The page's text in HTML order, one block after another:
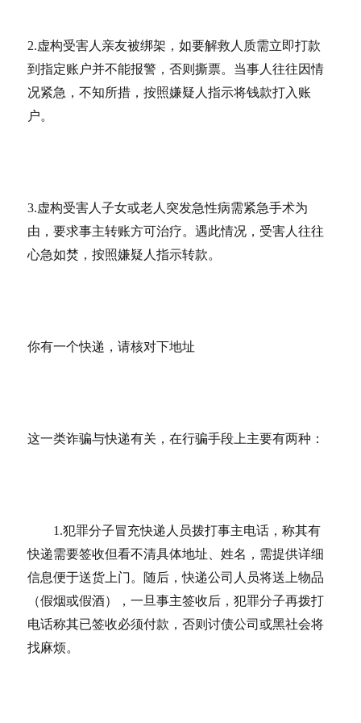
2.虚构受害人亲友被绑架，如要解救人质需立即打款
到指定账户并不能报警，否则撕票。当事人往往因情
况紧急，不知所措，按照嫌疑人指示将钱款打入账
户。
3.虚构受害人子女或老人突发急性病需紧急手术为
由，要求事主转账方可治疗。遇此情况，受害人往往
心急如焚，按照嫌疑人指示转款。
你有一个快递，请核对下地址
这一类诈骗与快递有关，在行骗手段上主要有两种：
1.犯罪分子冒充快递人员拨打事主电话，称其有
快递需要签收但看不清具体地址、姓名，需提供详细
信息便于送货上门。随后，快递公司人员将送上物品
（假烟或假酒），一旦事主签收后，犯罪分子再拨打
电话称其已签收必须付款，否则讨债公司或黑社会将
找麻烦。